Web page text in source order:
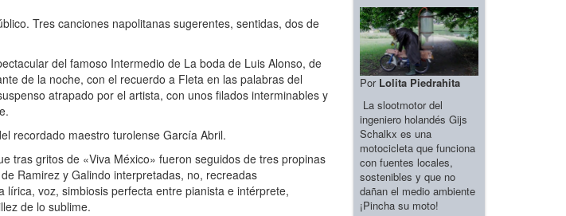
Tres canciones napolitanas sugerentes, sentidas, dos de
del famoso Intermedio de La boda de Luis Alonso, de
de la noche, con el recuerdo a Fleta en las palabras del
atrapado por el artista, con unos filados interminables y
recordado maestro turolense García Abril.
tras gritos de «Viva México» fueron seguidos de tres propinas
Ramirez y Galindo interpretadas, no, recreadas
voz, simbiosis perfecta entre pianista e intérprete,
de lo sublime.
Por Lolita Piedrahita
La slootmotor del
ingeniero holandés Gijs
Schalkx es una
motocicleta que funciona
con fuentes locales,
sostenibles y que no
dañan el medio ambiente
¡Pincha su moto!